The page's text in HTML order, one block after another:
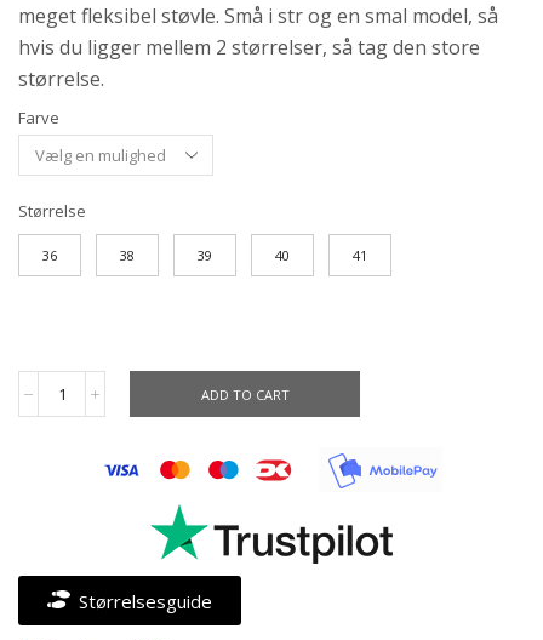
meget fleksibel støvle. Små i str og en smal model, så
hvis du ligger mellem 2 størrelser, så tag den store
størrelse.
Farve
Størrelse
36 38 39 40 41
ADD TO CART
Størrelsesguide